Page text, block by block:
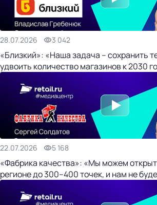
28.07.2026 3 042
«Близкий»: «Наша задача – сохранить
удвоить количество магазинов к 2030
22.07.2026 5 168
«Фабрика качества»: «Мы можем
регионе до 300–400 точек, и нам не